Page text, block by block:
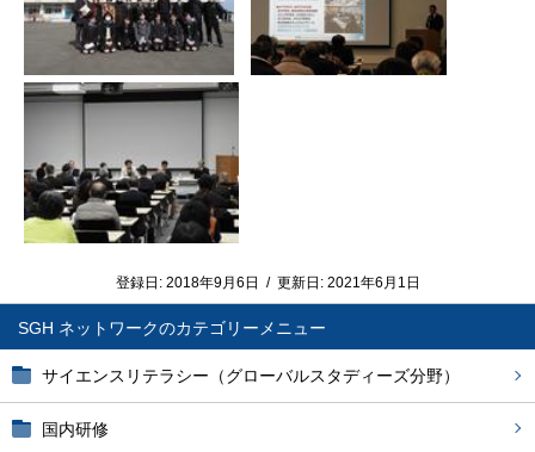
SGH ネットワーク
サイエンスリテラシー（グローバルスタディーズ分野）
国内研修
登録日: 2018年9月6日 / 更新日: 2021年6月1日